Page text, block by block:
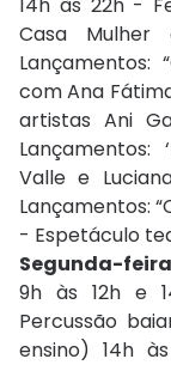
14h às 22h -
Casa
Lançamentos:
com Ana
artistas Ani
Lançamentos:
Valle e
Lançamentos:
- Espetáculo
Segunda-
9h às 12h e
Percussão
ensino) 14h